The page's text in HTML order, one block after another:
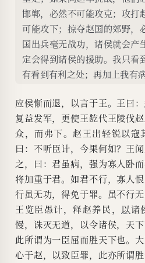
邯郸，必然不可能攻克；攻打
可能攻下；掠夺赵国的郊野，
国出兵毫无战功，诸侯就会产
定会得到诸侯的援助。我只看
有看到有利之处；再加上我有
应侯惭而退，以言于王。王曰：
复益发军，更使王龁代王陵伐
众，而弗下。赵王出轻锐以寇
曰：不听臣计，今果何如？王
之，曰：君虽病，强为寡人卧
将加重于君。如君不行，寡人
行虽无功，得免于罪。虽不行
王览臣愚计，释赵养民， 以诸
慢，诛灭无道，以令诸侯，天
此所谓为一臣屈而胜天下也。
心于赵，以致臣罪，此亦所谓